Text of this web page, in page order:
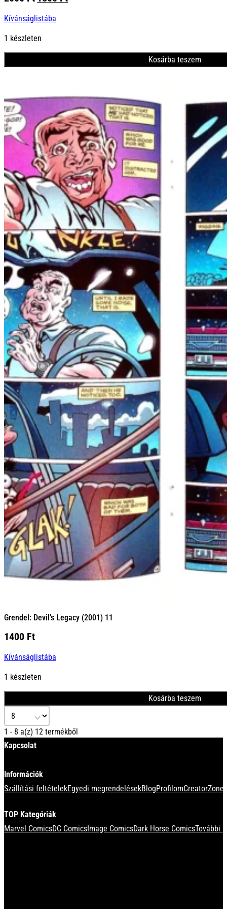
was:
Kívánságlistába
1 készleten
Kosárba teszem
Grendel: Devil’s Legacy (2001) 11
1400 Ft
Kívánságlistába
1 készleten
Kosárba teszem
Select number per page
1 - 8 a(z) 12 termékből
Kapcsolat
Információk
Szállítási feltételekEgyedi megrendelésekBlogProfilom
TOP Kategóriák
Marvel ComicsDC Comics Image ComicsDark Horse ComicsTovábbi